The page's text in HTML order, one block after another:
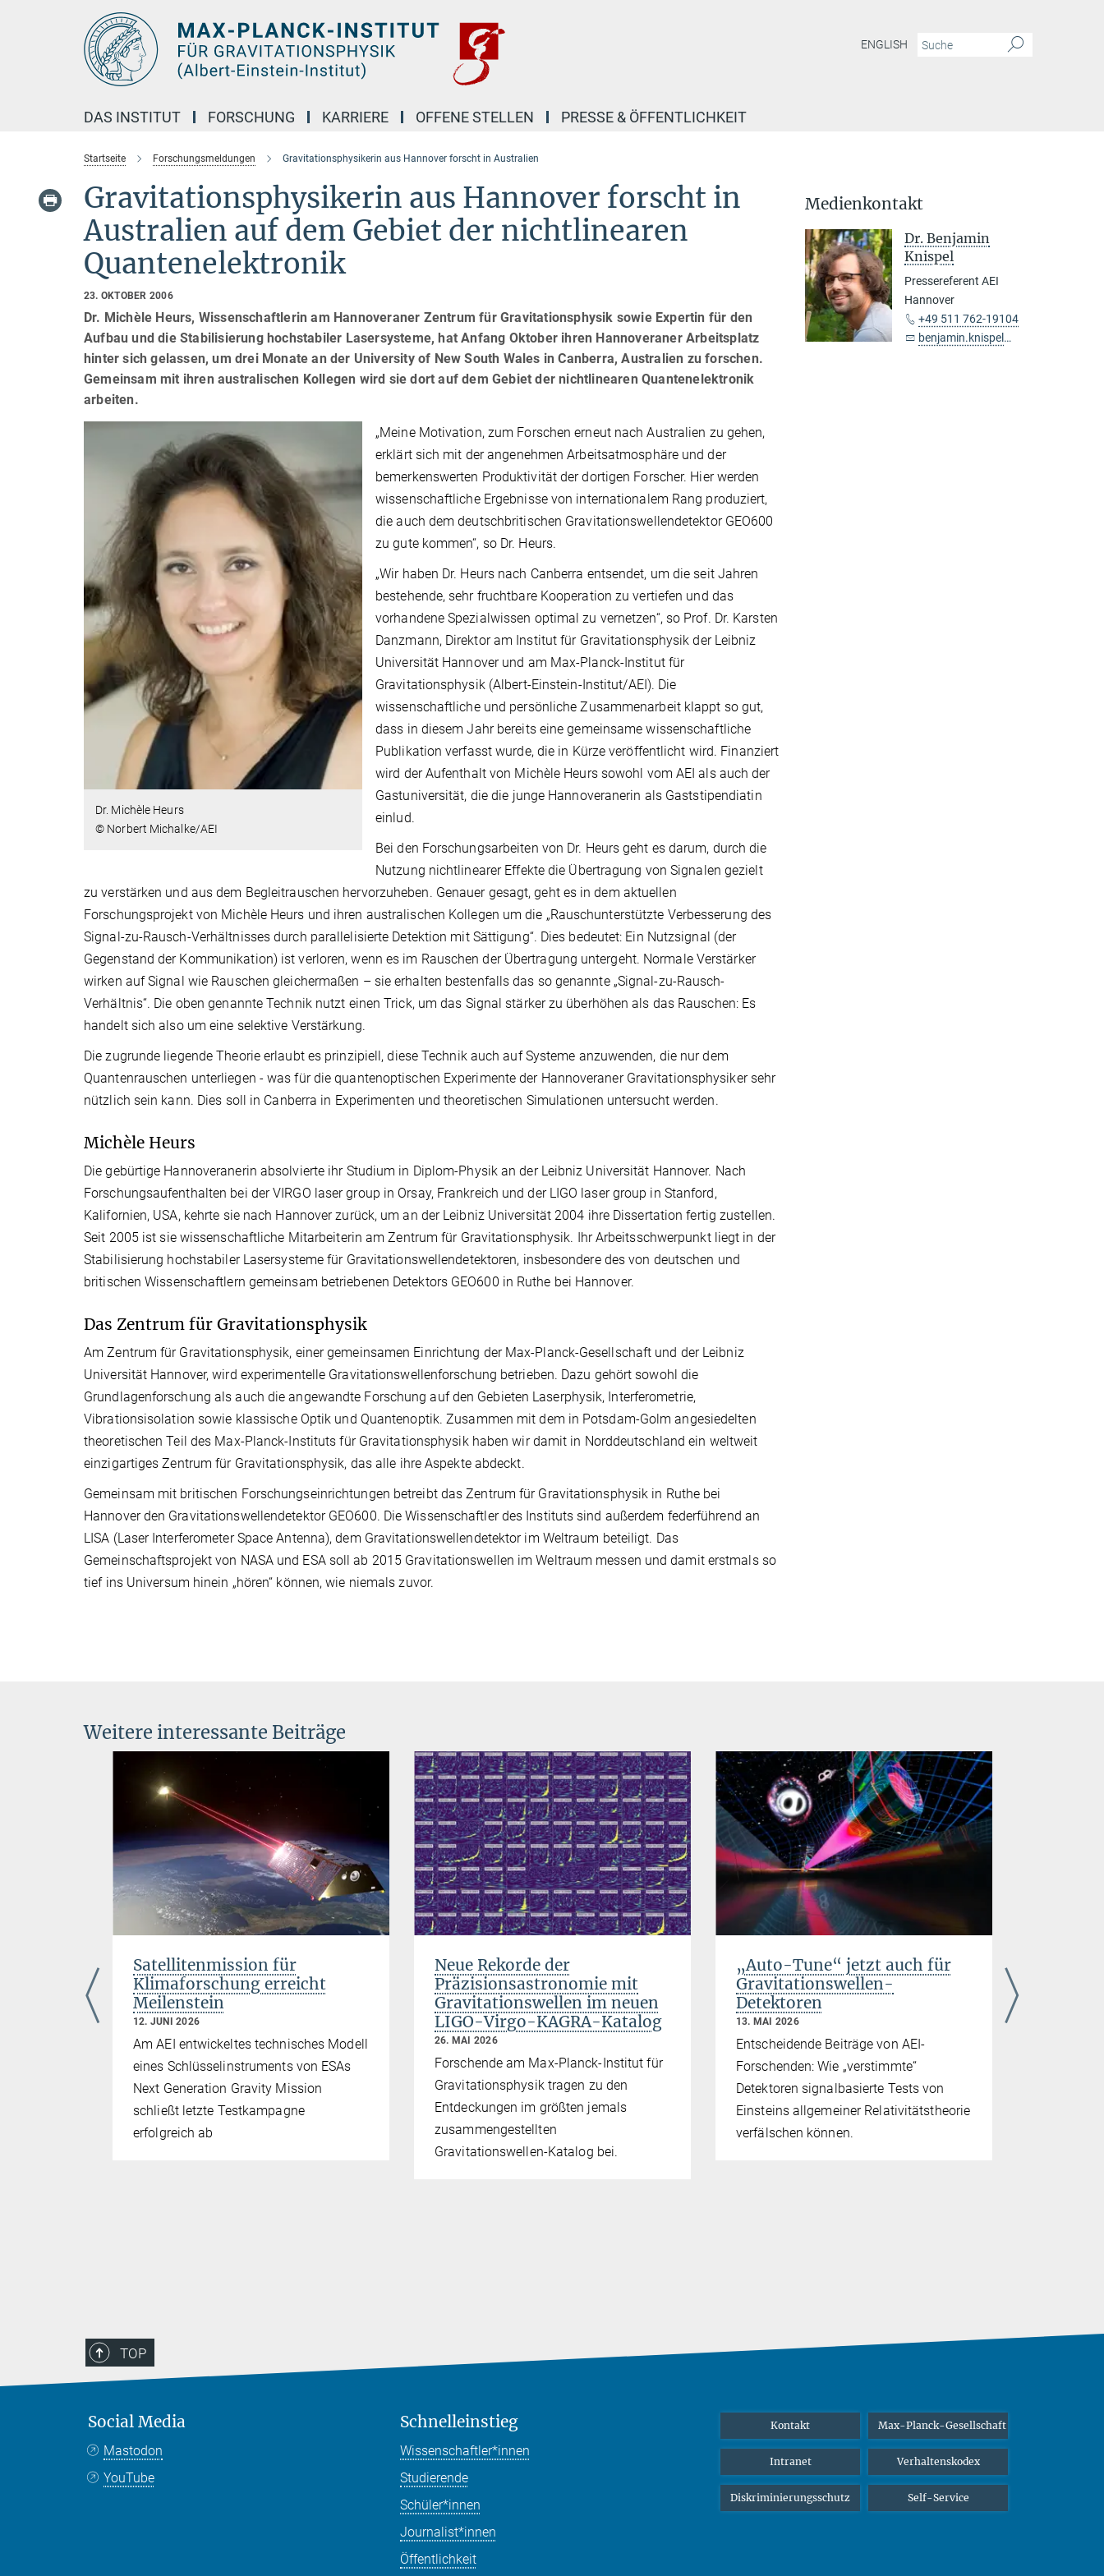
ENGLISH
DAS INSTITUT FORSCHUNG KARRIERE OFFENE STELLEN PRESSE & ÖFFENTLICHKEIT
Startseite Forschungsmeldungen Gravitationsphysikerin aus Hannover forscht in Australien
Gravitationsphysikerin aus Hannover forscht in
Australien auf dem Gebiet der nichtlinearen
Quantenelektronik
23. OKTOBER 2006
Dr. Michèle Heurs, Wissenschaftlerin am Hannoveraner Zentrum für Gravitationsphysik sowie Expertin für den
Aufbau und die Stabilisierung hochstabiler Lasersysteme, hat Anfang Oktober ihren Hannoveraner Arbeitsplatz
hinter sich gelassen, um drei Monate an der University of New South Wales in Canberra, Australien zu forschen.
Gemeinsam mit ihren australischen Kollegen wird sie dort auf dem Gebiet der nichtlinearen Quantenelektronik
arbeiten.
Dr. Michèle Heurs
© Norbert Michalke/AEI
„Meine Motivation, zum Forschen erneut nach Australien zu gehen,
erklärt sich mit der angenehmen Arbeitsatmosphäre und der
bemerkenswerten Produktivität der dortigen Forscher. Hier werden
wissenschaftliche Ergebnisse von internationalem Rang produziert,
die auch dem deutschbritischen Gravitationswellendetektor GEO600
zu gute kommen“, so Dr. Heurs.
„Wir haben Dr. Heurs nach Canberra entsendet, um die seit Jahren
bestehende, sehr fruchtbare Kooperation zu vertiefen und das
vorhandene Spezialwissen optimal zu vernetzen“, so Prof. Dr. Karsten
Danzmann, Direktor am Institut für Gravitationsphysik der Leibniz
Universität Hannover und am Max-Planck-Institut für
Gravitationsphysik (Albert-Einstein-Institut/AEI). Die
wissenschaftliche und persönliche Zusammenarbeit klappt so gut,
dass in diesem Jahr bereits eine gemeinsame wissenschaftliche
Publikation verfasst wurde, die in Kürze veröffentlicht wird. Finanziert
wird der Aufenthalt von Michèle Heurs sowohl vom AEI als auch der
Gastuniversität, die die junge Hannoveranerin als Gaststipendiatin
einlud.
Bei den Forschungsarbeiten von Dr. Heurs geht es darum, durch die
Nutzung nichtlinearer Effekte die Übertragung von Signalen gezielt
zu verstärken und aus dem Begleitrauschen hervorzuheben. Genauer gesagt, geht es in dem aktuellen
Forschungsprojekt von Michèle Heurs und ihren australischen Kollegen um die „Rauschunterstützte Verbesserung des
Signal-zu-Rausch-Verhältnisses durch parallelisierte Detektion mit Sättigung“. Dies bedeutet: Ein Nutzsignal (der
Gegenstand der Kommunikation) ist verloren, wenn es im Rauschen der Übertragung untergeht. Normale Verstärker
wirken auf Signal wie Rauschen gleichermaßen – sie erhalten bestenfalls das so genannte „Signal-zu-Rausch-
Verhältnis“. Die oben genannte Technik nutzt einen Trick, um das Signal stärker zu überhöhen als das Rauschen: Es
handelt sich also um eine selektive Verstärkung.
Die zugrunde liegende Theorie erlaubt es prinzipiell, diese Technik auch auf Systeme anzuwenden, die nur dem
Quantenrauschen unterliegen - was für die quantenoptischen Experimente der Hannoveraner Gravitationsphysiker sehr
nützlich sein kann. Dies soll in Canberra in Experimenten und theoretischen Simulationen untersucht werden.
Michèle Heurs
Die gebürtige Hannoveranerin absolvierte ihr Studium in Diplom-Physik an der Leibniz Universität Hannover. Nach
Forschungsaufenthalten bei der VIRGO laser group in Orsay, Frankreich und der LIGO laser group in Stanford,
Kalifornien, USA, kehrte sie nach Hannover zurück, um an der Leibniz Universität 2004 ihre Dissertation fertig zustellen.
Seit 2005 ist sie wissenschaftliche Mitarbeiterin am Zentrum für Gravitationsphysik. Ihr Arbeitsschwerpunkt liegt in der
Stabilisierung hochstabiler Lasersysteme für Gravitationswellendetektoren, insbesondere des von deutschen und
britischen Wissenschaftlern gemeinsam betriebenen Detektors GEO600 in Ruthe bei Hannover.
Das Zentrum für Gravitationsphysik
Am Zentrum für Gravitationsphysik, einer gemeinsamen Einrichtung der Max-Planck-Gesellschaft und der Leibniz
Universität Hannover, wird experimentelle Gravitationswellenforschung betrieben. Dazu gehört sowohl die
Grundlagenforschung als auch die angewandte Forschung auf den Gebieten Laserphysik, Interferometrie,
Vibrationsisolation sowie klassische Optik und Quantenoptik. Zusammen mit dem in Potsdam-Golm angesiedelten
theoretischen Teil des Max-Planck-Instituts für Gravitationsphysik haben wir damit in Norddeutschland ein weltweit
einzigartiges Zentrum für Gravitationsphysik, das alle ihre Aspekte abdeckt.
Gemeinsam mit britischen Forschungseinrichtungen betreibt das Zentrum für Gravitationsphysik in Ruthe bei
Hannover den Gravitationswellendetektor GEO600. Die Wissenschaftler des Instituts sind außerdem federführend an
LISA (Laser Interferometer Space Antenna), dem Gravitationswellendetektor im Weltraum beteiligt. Das
Gemeinschaftsprojekt von NASA und ESA soll ab 2015 Gravitationswellen im Weltraum messen und damit erstmals so
tief ins Universum hinein „hören“ können, wie niemals zuvor.
Medienkontakt
Dr. Benjamin
Knispel
Pressereferent AEI
Hannover
+49 511 762-19104
benjamin.knispel@...
Weitere interessante Beiträge
Satellitenmission für
Klimaforschung erreicht
Meilenstein
12. JUNI 2026
Am AEI entwickeltes technisches Modell
eines Schlüsselinstruments von ESAs
Next Generation Gravity Mission
schließt letzte Testkampagne
erfolgreich ab
Neue Rekorde der
Präzisionsastronomie mit
Gravitationswellen im neuen
LIGO-Virgo-KAGRA-Katalog
26. MAI 2026
Forschende am Max-Planck-Institut für
Gravitationsphysik tragen zu den
Entdeckungen im größten jemals
zusammengestellten
Gravitationswellen-Katalog bei.
„Auto-Tune“ jetzt auch für
Gravitationswellen-
Detektoren
13. MAI 2026
Entscheidende Beiträge von AEI-
Forschenden: Wie „verstimmte“
Detektoren signalbasierte Tests von
Einsteins allgemeiner Relativitätstheorie
verfälschen können.
TOP
Social Media
Mastodon
YouTube
Schnelleinstieg
Wissenschaftler*innen
Studierende
Schüler*innen
Journalist*innen
Öffentlichkeit
Kontakt Max-Planck-Gesellschaft
Intranet Verhaltenskodex
Diskriminierungsschutz Self-Service